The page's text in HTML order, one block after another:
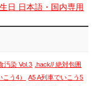
日 日本語・国内専用
汚染 Vol.3 .hack// 絶対包囲
う4）
A5 A列車でいこう5